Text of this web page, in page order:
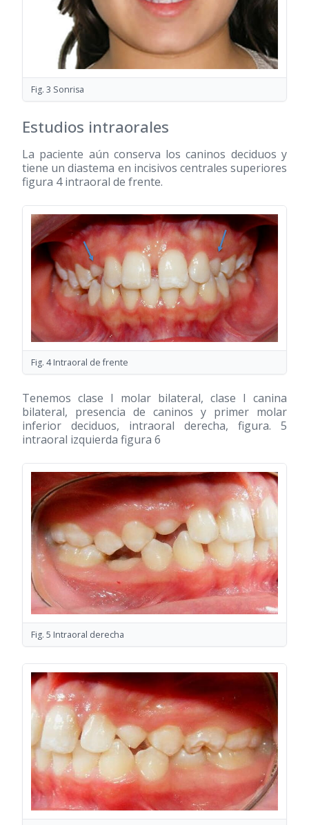
Fig. 3 Sonrisa
Estudios intraorales
La paciente aún conserva los caninos deciduos y
tiene un diastema en incisivos centrales superiores
figura 4 intraoral de frente.
Fig. 4 Intraoral de frente
Tenemos clase I molar bilateral, clase I canina
bilateral, presencia de caninos y primer molar
inferior deciduos, intraoral derecha, figura. 5
intraoral izquierda figura 6
Fig. 5 Intraoral derecha